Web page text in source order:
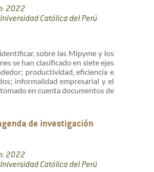
2022
Católica del Perú
sobre las Mipyme y los
se han clasificado en siete ejes
productividad, eficiencia e
informalidad empresarial y el
en cuenta documentos de
de investigación
2022
Católica del Perú